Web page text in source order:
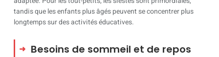
tandis que les enfants plus âgés peuvent se concentrer plus
longtemps sur des activités éducatives.
Besoins de sommeil et de repos